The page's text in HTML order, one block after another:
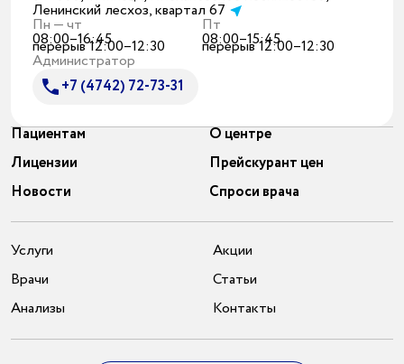
Ленинский лесхоз, квартал 67
Пн — чт
08:00–16:45
перерыв 12:00–12:30
Пт
08:00–15:45
перерыв 12:00–12:30
Администратор
+7 (4742) 72-73-31
Пациентам
О центре
Лицензии
Прейскурант цен
Новости
Спроси врача
Услуги
Врачи
Анализы
Акции
Статьи
Контакты